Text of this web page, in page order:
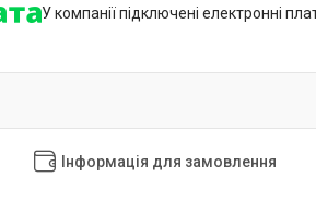
У компанії підключені електронні
Інформація для замовлення